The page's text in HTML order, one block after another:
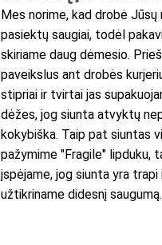
Mes norime, kad drobė Jūsų
pasiektų saugiai, todėl
skiriame daug dėmesio.
paveikslus ant drobės
stipriai ir tvirtai jas
dėžes, jog siunta atvyktų
kokybiška. Taip pat siuntas
pažymime "Fragile" lipduku,
įspėjame, jog siunta yra trapi
užtikriname didesnį saugumą.